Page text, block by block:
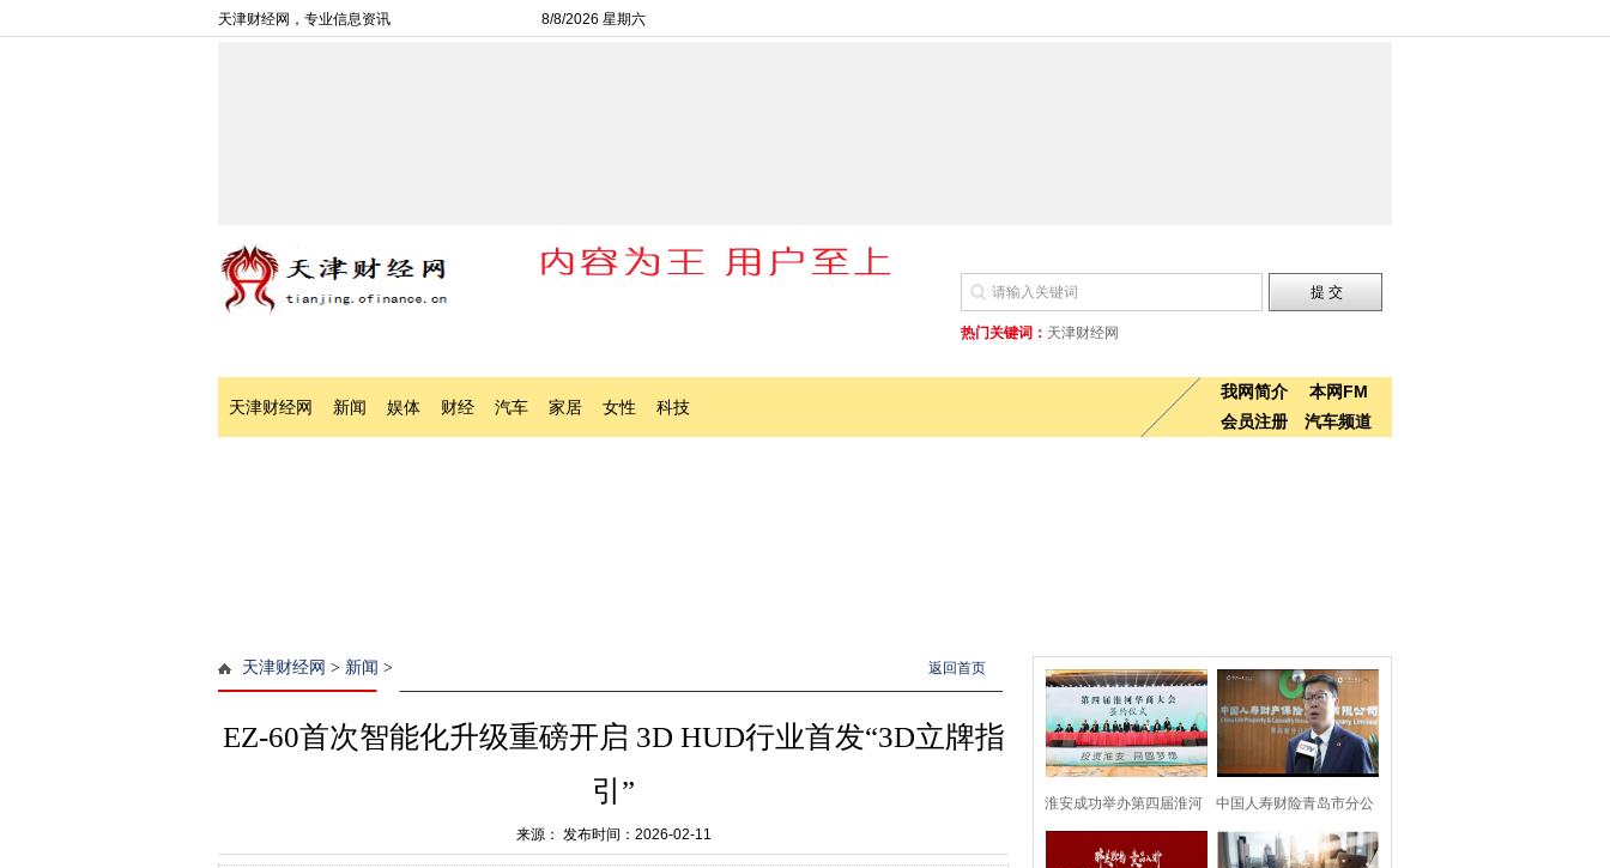
天津财经网，专业信息资讯 8/8/2026 星期六
热门关键词： 天津财经网
天津财经网 新闻 娱体 财经 汽车 家居 女性 科技
本网FM
我网简介
汽车频道
会员注册
天津财经网 > 新闻 > 返回首页
EZ-60首次智能化升级重磅开启 3D HUD行业首发“3D立牌指
引”
来源： 发布时间：2026-02-11
淮安成功举办第四届淮河
华商大会211个签约
中国人寿财险青岛市分公
司为岛城经济 发展